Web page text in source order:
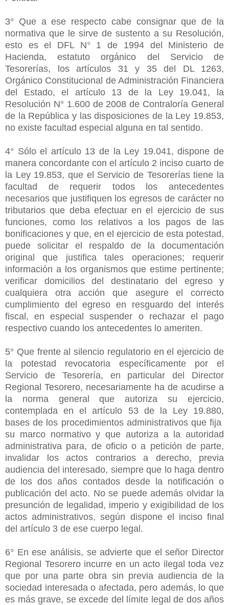
3° Que a ese respecto cabe consignar que de la
normativa que le sirve de sustento a su Resolución,
esto es el DFL N° 1 de 1994 del Ministerio de
Hacienda, estatuto orgánico del Servicio de
Tesorerías, los artículos 31 y 35 del DL 1263,
Orgánico Constitucional de Administración Financiera
del Estado, el artículo 13 de la Ley 19.041, la
Resolución N° 1.600 de 2008 de Contraloría General
de la República y las disposiciones de la Ley 19.853,
no existe facultad especial alguna en tal sentido.
4° Sólo el artículo 13 de la Ley 19.041, dispone de
manera concordante con el artículo 2 inciso cuarto de
la Ley 19.853, que el Servicio de Tesorerías tiene la
facultad de requerir todos los antecedentes
necesarios que justifiquen los egresos de carácter no
tributarios que deba efectuar en el ejercicio de sus
funciones, como los relativos a los pagos de las
bonificaciones y que, en el ejercicio de esta potestad,
puede solicitar el respaldo de la documentación
original que justifica tales operaciones; requerir
información a los organismos que estime pertinente;
verificar domicilios del destinatario del egreso y
cualquiera otra acción que asegure el correcto
cumplimiento del egreso en resguardo del interés
fiscal, en especial suspender o rechazar el pago
respectivo cuando los antecedentes lo ameriten.
5° Que frente al silencio regulatorio en el ejercicio de
la potestad revocatoria específicamente por el
Servicio de Tesorería, en particular del Director
Regional Tesorero, necesariamente ha de acudirse a
la norma general que autoriza su ejercicio,
contemplada en el artículo 53 de la Ley 19.880,
bases de los procedimientos administrativos que fija
su marco normativo y que autoriza a la autoridad
administrativa para, de oficio o a petición de parte,
invalidar los actos contrarios a derecho, previa
audiencia del interesado, siempre que lo haga dentro
de los dos años contados desde la notificación o
publicación del acto. No se puede además olvidar la
presunción de legalidad, imperio y exigibilidad de los
actos administrativos, según dispone el inciso final
del artículo 3 de ese cuerpo legal.
6° En ese análisis, se advierte que el señor Director
Regional Tesorero incurre en un acto ilegal toda vez
que por una parte obra sin previa audiencia de la
sociedad interesada o afectada, pero además, lo que
es más grave, se excede del límite legal de dos años